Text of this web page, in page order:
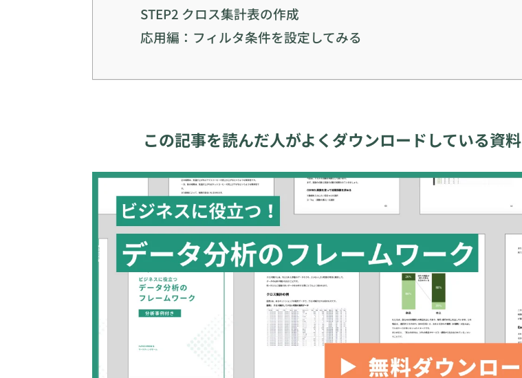
STEP2 クロス集計表の作成
応用編：フィルタ条件を設定してみる
この記事を読んだ人がよくダウンロードしている資料